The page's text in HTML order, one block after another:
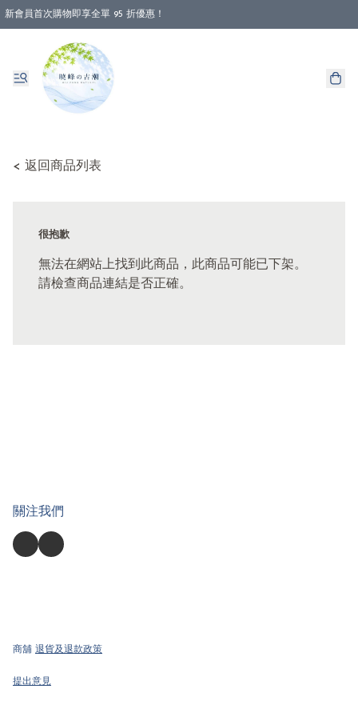
新會員首次購物即享全單 95 折優惠！
消費即享全單 88 折優惠！
< 返回商品列表
很抱歉
無法在網站上找到此商品，此商品可能已下架。
請檢查商品連結是否正確。
關注我們
商舖 退貨及退款政策
提出意見